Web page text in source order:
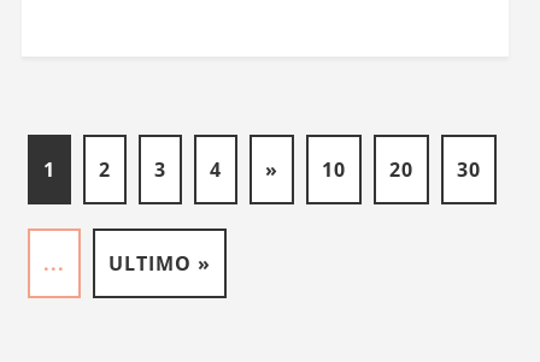
1 2 3 4 » 10 20 30
... ULTIMO »